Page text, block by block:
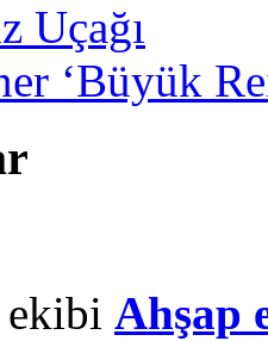
Uçağı
‘Büyük
ekibi Ahşap